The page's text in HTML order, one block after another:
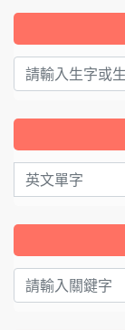
英文單字